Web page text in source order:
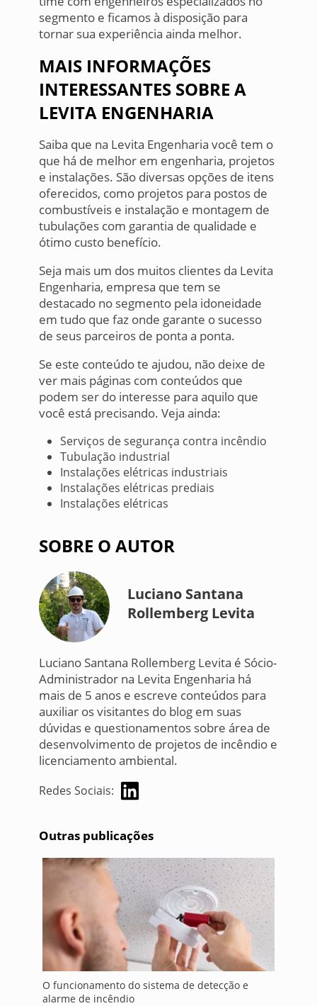
segmento e ficamos à disposição para
tornar sua experiência ainda melhor.
MAIS INFORMAÇÕES
INTERESSANTES SOBRE A
LEVITA ENGENHARIA
Saiba que na Levita Engenharia você tem o
que há de melhor em engenharia, projetos
e instalações. São diversas opções de itens
oferecidos, como projetos para postos de
combustíveis e instalação e montagem de
tubulações com garantia de qualidade e
ótimo custo benefício.
Seja mais um dos muitos clientes da Levita
Engenharia, empresa que tem se
destacado no segmento pela idoneidade
em tudo que faz onde garante o sucesso
de seus parceiros de ponta a ponta.
Se este conteúdo te ajudou, não deixe de
ver mais páginas com conteúdos que
podem ser do interesse para aquilo que
você está precisando. Veja ainda:
Serviços de segurança contra incêndio
Tubulação industrial
Instalações elétricas industriais
Instalações elétricas prediais
Instalações elétricas
SOBRE O AUTOR
Luciano Santana
Rollemberg Levita
Luciano Santana Rollemberg Levita é Sócio-
Administrador na Levita Engenharia há
mais de 5 anos e escreve conteúdos para
auxiliar os visitantes do blog em suas
dúvidas e questionamentos sobre área de
desenvolvimento de projetos de incêndio e
licenciamento ambiental.
Redes Sociais:
Outras publicações
O funcionamento do sistema de detecção e
alarme de incêndio